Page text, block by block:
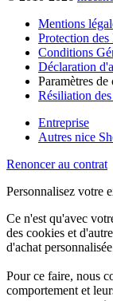
Mentions
Protection des
Conditions
Déclaration
Paramètres
Résiliation
Entreprise
Autres nice
Renoncer au contrat
Personnalisez votre
Ce n'est qu'avec
des cookies et
d'achat
Pour ce faire, nous
comportement et